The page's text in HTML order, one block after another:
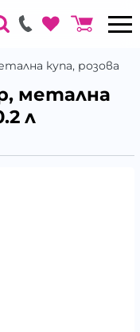
купа, розова
метална
л